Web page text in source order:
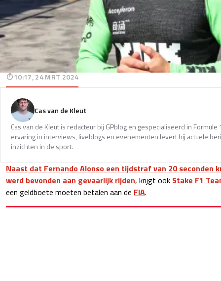
10:17, 24 MRT 2024
Cas van de Kleut
Cas van de Kleut is redacteur bij GPblog en gespecialiseerd in
ervaring in interviews, liveblogs en evenementen levert hij actuele
inzichten in de sport.
Naast dat Fernando Alonso een tijdstraf van 20 seconden
werd bevonden aan gevaarlijk rijden, krijgt ook Stake F1
een geldboete moeten betalen aan de FIA.